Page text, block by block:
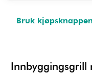
Bruk